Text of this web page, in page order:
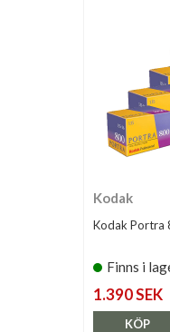
Kodak
Kodak Portra
Finns i
1.390 SEK
KÖP